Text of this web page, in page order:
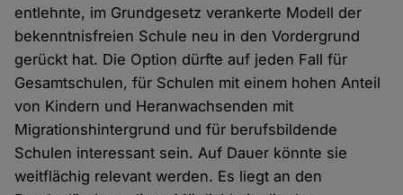
entlehnte, im Grundgesetz verankerte Modell der
bekenntnisfreien Schule neu in den Vordergrund
gerückt hat. Die Option dürfte auf jeden Fall für
Gesamtschulen, für Schulen mit einem hohen Anteil
von Kindern und Heranwachsenden mit
Migrationshintergrund und für berufsbildende
Schulen interessant sein. Auf Dauer könnte sie
weitflächig relevant werden. Es liegt an den